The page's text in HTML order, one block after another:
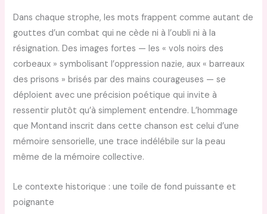
Dans chaque strophe, les mots frappent comme autant de
gouttes d’un combat qui ne cède ni à l’oubli ni à la
résignation. Des images fortes — les « vols noirs des
corbeaux » symbolisant l’oppression nazie, aux « barreaux
des prisons » brisés par des mains courageuses — se
déploient avec une précision poétique qui invite à
ressentir plutôt qu’à simplement entendre. L’hommage
que Montand inscrit dans cette chanson est celui d’une
mémoire sensorielle, une trace indélébile sur la peau
même de la mémoire collective.
Le contexte historique : une toile de fond puissante et
poignante